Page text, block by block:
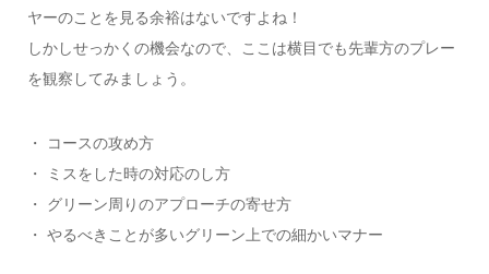
ヤーのことを見る余裕はないですよね！
しかしせっかくの機会なので、ここは横目でも先輩方のプレー
を観察してみましょう。
・ コースの攻め方
・ ミスをした時の対応のし方
・ グリーン周りのアプローチの寄せ方
・ やるべきことが多いグリーン上での細かいマナー